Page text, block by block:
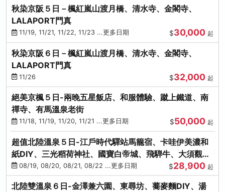
秋染京阪５日－楓紅嵐山渡月橋、清水寺、金閣寺、
LALAPORT門真
11/19, 11/21, 11/22, 11/23 ...更多日期 $30,000 起
秋染京阪６日－楓紅嵐山渡月橋、清水寺、金閣寺、
LALAPORT門真
11/26 $32,000 起
絕美京楓５日-兩晚五星飯店、和服體驗、蹴上鐵道、南
禪寺、有馬溫泉老街
11/18, 11/19, 11/20, 11/21 ...更多日期 $50,000 起
超值北陸溫泉５日-江戶時代驛站馬籠宿、卡哇伊美濃和
紙DIY、三光稻荷神社、國寶白帝城、飛騨牛、大須觀音
街、下呂溫泉
08/19, 08/20, 08/21, 08/22 ...更多日期 $28,900 起
北陸雙溫泉６日-金澤兼六園、東尋坊、蕎麥麵DIY、湯